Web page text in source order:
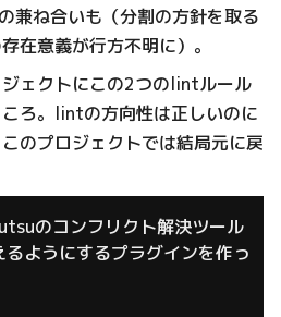
ね合いも（分割の方針を取る
在意義が行方不明に）。
ェクトにこの2つのlintルール
ろ。lintの方向性は正しいのに
のプロジェクトでは結局元に戻
のコンフリクト解決ツール
ようにするプラグインを作っ